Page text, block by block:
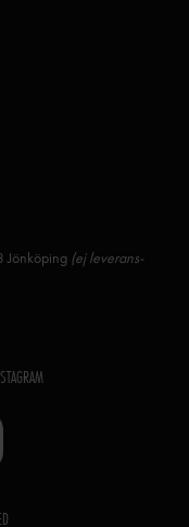
Jönköping (ej leverans-